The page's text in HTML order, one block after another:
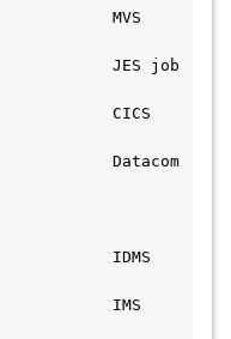
MVS
JES job
CICS
Datacom
DB2
IDMS
IMS